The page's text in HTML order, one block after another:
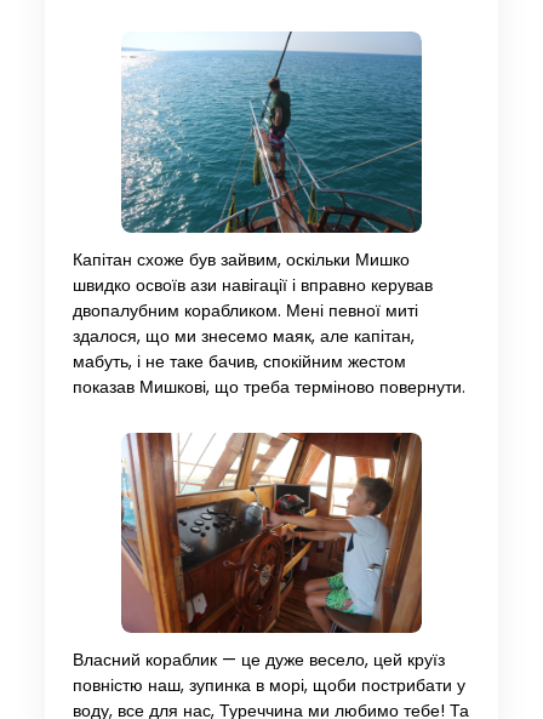
Капітан схоже був зайвим, оскільки Мишко
швидко освоїв ази навігації і вправно керував
двопалубним корабликом. Мені певної миті
здалося, що ми знесемо маяк, але капітан,
мабуть, і не таке бачив, спокійним жестом
показав Мишкові, що треба терміново повернути.
Власний кораблик — це дуже весело, цей круїз
повністю наш, зупинка в морі, щоби пострибати у
воду, все для нас, Туреччина ми любимо тебе! Та